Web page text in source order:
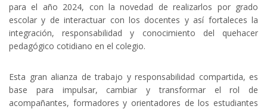
para el año 2024, con la novedad de realizarlos por grado
escolar y de interactuar con los docentes y así fortaleces la
integración, responsabilidad y conocimiento del quehacer
pedagógico cotidiano en el colegio.
Esta gran alianza de trabajo y responsabilidad compartida, es
base para impulsar, cambiar y transformar el rol de
acompañantes, formadores y orientadores de los estudiantes